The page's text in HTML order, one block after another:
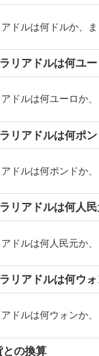
ドルは何ドルか、ま
リアドルは何ユー
ドルは何ユーロか、
リアドルは何ポン
ドルは何ポンドか、
リアドルは何人
ドルは何人民元か、
リアドルは何ウ
ドルは何ウォンか、
との換算